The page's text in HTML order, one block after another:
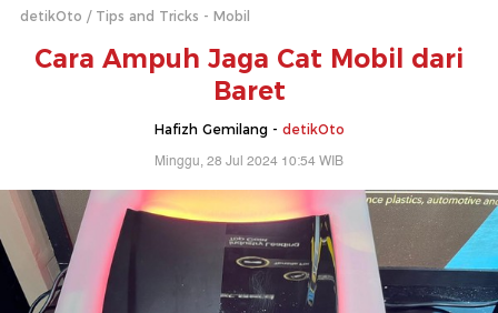
detikOto Tips and Tricks - Mobil
Cara Ampuh Jaga Cat Mobil dari
Baret
Hafizh Gemilang - detikOto
Minggu, 28 Jul 2024 10:54 WIB